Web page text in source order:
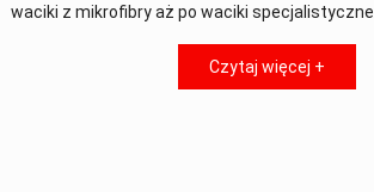
waciki z mikrofibry aż po waciki specjalistyczne.
Czytaj więcej +